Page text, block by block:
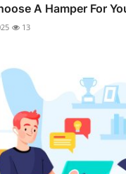
A Hamper For
13